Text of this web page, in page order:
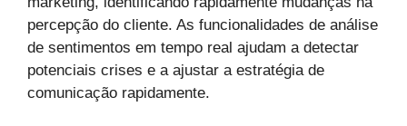
percepção do cliente. As funcionalidades de análise
de sentimentos em tempo real ajudam a detectar
potenciais crises e a ajustar a estratégia de
comunicação rapidamente.